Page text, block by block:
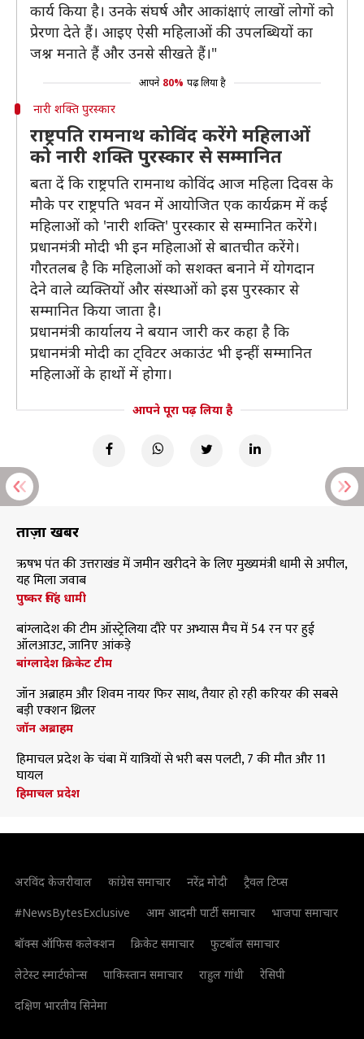
कार्य किया है। उनके संघर्ष और आकांक्षाएं लाखों लोगों को
प्रेरणा देते हैं। आइए ऐसी महिलाओं की उपलब्धियों का
जश्न मनाते हैं और उनसे सीखते हैं।"
आपने 80% पढ़ लिया है
नारी शक्ति पुरस्कार
राष्ट्रपति रामनाथ कोविंद करेंगे महिलाओं
को नारी शक्ति पुरस्कार से सम्मानित
बता दें कि राष्ट्रपति रामनाथ कोविंद आज महिला दिवस के
मौके पर राष्ट्रपति भवन में आयोजित एक कार्यक्रम में कई
महिलाओं को 'नारी शक्ति' पुरस्कार से सम्मानित करेंगे।
प्रधानमंत्री मोदी भी इन महिलाओं से बातचीत करेंगे।
गौरतलब है कि महिलाओं को सशक्त बनाने में योगदान
देने वाले व्यक्तियों और संस्थाओं को इस पुरस्कार से
सम्मानित किया जाता है।
प्रधानमंत्री कार्यालय ने बयान जारी कर कहा है कि
प्रधानमंत्री मोदी का ट्विटर अकाउंट भी इन्हीं सम्मानित
महिलाओं के हाथों में होगा।
आपने पूरा पढ़ लिया है
ताज़ा खबरें
ऋषभ पंत की उत्तराखंड में जमीन खरीदने के लिए मुख्यमंत्री धामी से अपील,
यह मिला जवाब
पुष्कर सिंह धामी
बांग्लादेश की टीम ऑस्ट्रेलिया दौरे पर अभ्यास मैच में 54 रन पर हुई
ऑलआउट, जानिए आंकड़े
बांग्लादेश क्रिकेट टीम
जॉन अब्राहम और शिवम नायर फिर साथ, तैयार हो रही करियर की सबसे
बड़ी एक्शन थ्रिलर
जॉन अब्राहम
हिमाचल प्रदेश के चंबा में यात्रियों से भरी बस पलटी, 7 की मौत और 11
घायल
हिमाचल प्रदेश
अरविंद केजरीवाल कांग्रेस समाचार नरेंद्र मोदी
ट्रैवल टिप्स
#NewsBytesExclusive
आम आदमी पार्टी समाचार
भाजपा समाचार
बॉक्स ऑफिस कलेक्शन
क्रिकेट समाचार
फुटबॉल समाचार
लेटेस्ट स्मार्टफोन्स
पाकिस्तान समाचार राहुल गांधी
रेसिपी
दक्षिण भारतीय सिनेमा